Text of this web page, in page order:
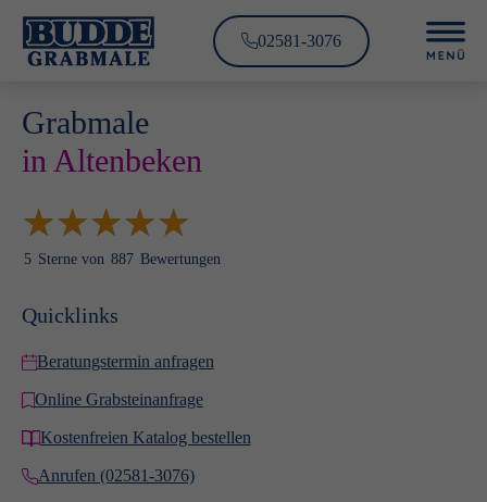
02581-3076
Grabmale
in Altenbeken
★★★★★
★★★★★
5 Sterne von 887 Bewertungen
Quicklinks
Beratungstermin anfragen
Online Grabsteinanfrage
Kostenfreien Katalog bestellen
Anrufen (02581-3076)